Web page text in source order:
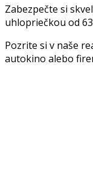
Zabezpečte si
uhlopriečkou od
Pozrite si v naše
autokino alebo